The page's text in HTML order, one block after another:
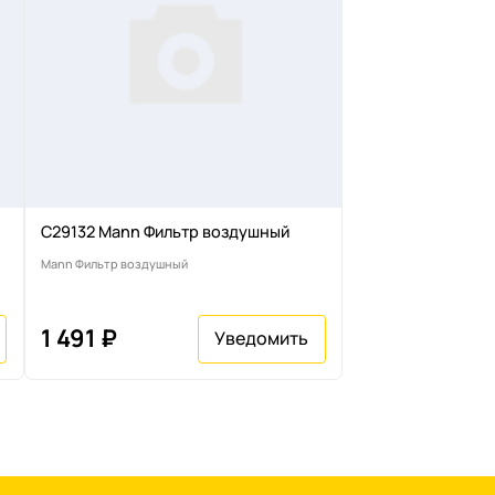
C29132 Mann Фильтр воздушный
Mann Фильтр воздушный
1 491 ₽